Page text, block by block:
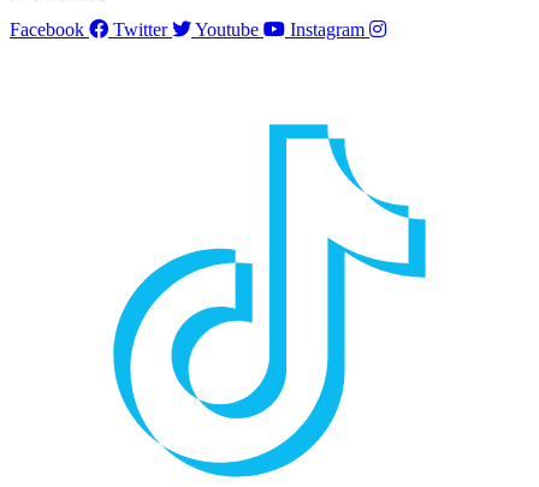
Facebook
Twitter Youtube Instagram